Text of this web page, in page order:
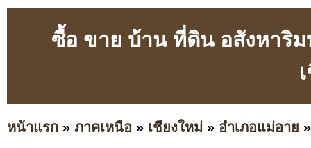
ซื้อ ขาย บ้าน ที่ดิน อสังหาริ
หน้าแรก » ภาคเหนือ » เชียงใหม่ » อำเภอแม่อาย